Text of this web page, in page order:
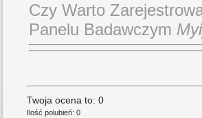
Czy Warto
Panelu Badawczym
Twoja ocena to: 0
Ilość polubień: 0